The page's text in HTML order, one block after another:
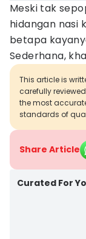
Meski tak
hidangan nasi
betapa
Sederhana,
This article is
carefully
the most
standards of
Share Article
Curated For